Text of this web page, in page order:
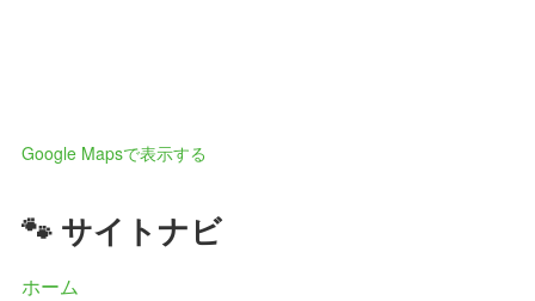
Google Mapsで表示する
🐾 サイトナビ
ホーム